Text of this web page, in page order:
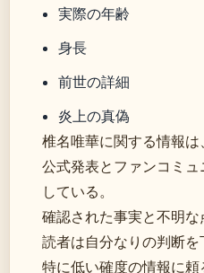
実際の年齢
身長
前世の詳細
炎上の真偽
椎名唯華に関する情報は、
公式発表とファンコミ
している。
確認された事実と不明な
読者は自分なりの判断を
特に低い確度の情報に頼